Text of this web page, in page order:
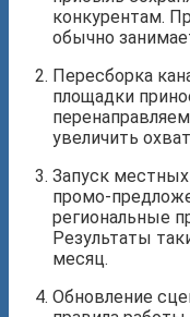
конкурентам.
обычно
Пересборка
площадки
увеличить
Запуск
промо-
региональные
Результаты
месяц.
Обновление